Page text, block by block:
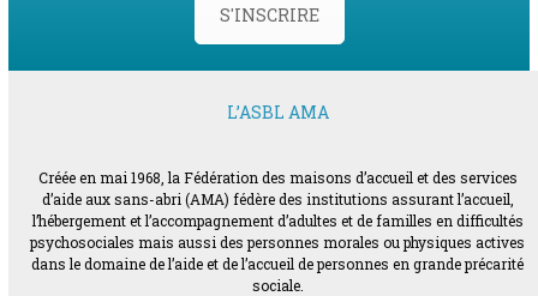
S'INSCRIRE
L’ASBL AMA
Créée en mai 1968, la Fédération des maisons d’accueil et des services
d’aide aux sans-abri (AMA) fédère des institutions assurant l’accueil,
l’hébergement et l’accompagnement d’adultes et de familles en difficultés
psychosociales mais aussi des personnes morales ou physiques actives
dans le domaine de l’aide et de l’accueil de personnes en grande précarité
sociale.